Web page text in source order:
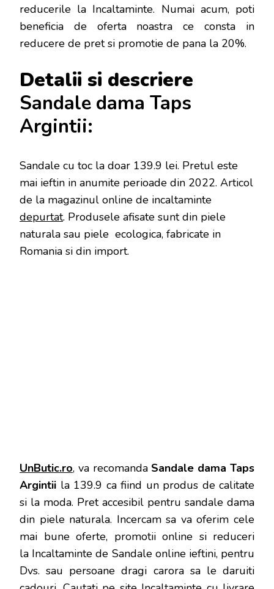
reducerile la Incaltaminte. Numai acum, poti
beneficia de oferta noastra ce consta in
reducere de pret si promotie de pana la 20%.
Detalii si descriere
Sandale dama Taps
Argintii:
Sandale cu toc la doar 139.9 lei. Pretul este
mai ieftin in anumite perioade din 2022. Articol
de la magazinul online de incaltaminte
depurtat. Produsele afisate sunt din piele
naturala sau piele ecologica, fabricate in
Romania si din import.
UnButic.ro, va recomanda Sandale dama Taps
Argintii la 139.9 ca fiind un produs de calitate
si la moda. Pret accesibil pentru sandale dama
din piele naturala. Incercam sa va oferim cele
mai bune oferte, promotii online si reduceri
la Incaltaminte de Sandale online ieftini, pentru
Dvs. sau persoane dragi carora sa le daruiti